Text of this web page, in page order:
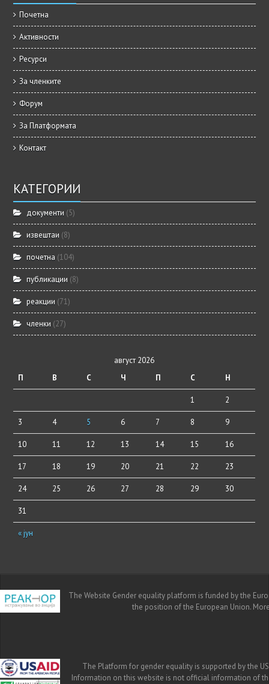
Почетна
Активности
Ресурси
За членките
Форум
За Платформата
Контакт
КАТЕГОРИИ
документи (5)
извештаи (8)
почетна (104)
публикации (8)
реакции (71)
членки (27)
август 2026
П
В С Ч П С Н
« јун
1 2
3 4 5 6 7 8 9
10 11 12 13 14 15 16
17 18 19 20 21 22 23
24 25 26 27 28 29 30
31
The Website Gender equality platform is funded by the
the position of the European Union.
The Platform for gender equality is supported by the
Information on this website is not official information of